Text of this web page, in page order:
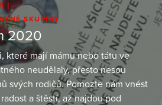
SKUPINY
2020
které mají mámu nebo tátu ve
neudělaly, přesto nesou
svých rodičů. Pomozte nám vnést
a štěstí, až najdou pod